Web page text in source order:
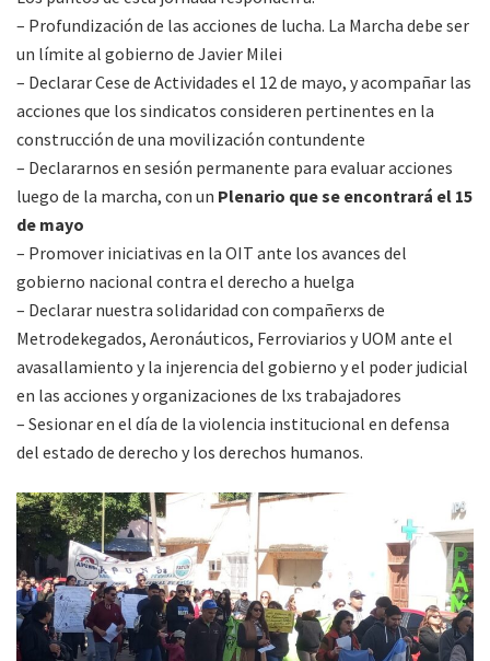
– Profundización de las acciones de lucha. La Marcha debe ser
un límite al gobierno de Javier Milei
– Declarar Cese de Actividades el 12 de mayo, y acompañar las
acciones que los sindicatos consideren pertinentes en la
construcción de una movilización contundente
– Declararnos en sesión permanente para evaluar acciones
luego de la marcha, con un Plenario que se encontrará el 15
de mayo
– Promover iniciativas en la OIT ante los avances del
gobierno nacional contra el derecho a huelga
– Declarar nuestra solidaridad con compañerxs de
Metrodekegados, Aeronáuticos, Ferroviarios y UOM ante el
avasallamiento y la injerencia del gobierno y el poder judicial
en las acciones y organizaciones de lxs trabajadores
– Sesionar en el día de la violencia institucional en defensa
del estado de derecho y los derechos humanos.